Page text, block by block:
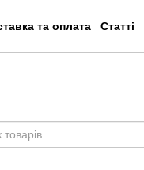
та оплата Статті